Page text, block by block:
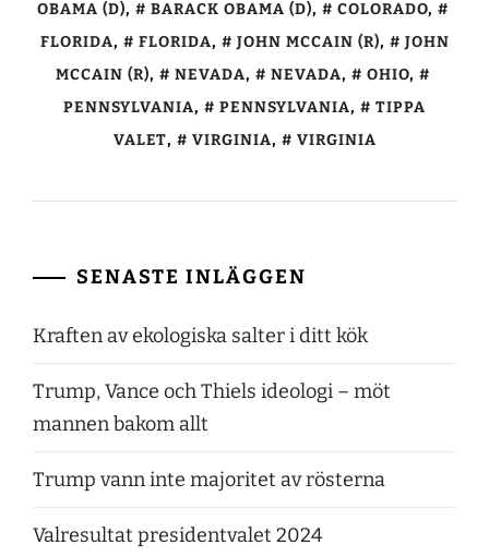
OBAMA (D), BARACK OBAMA (D), COLORADO,
FLORIDA, FLORIDA, JOHN MCCAIN (R),
JOHN
MCCAIN (R), NEVADA, NEVADA, OHIO,
PENNSYLVANIA, PENNSYLVANIA,
TIPPA
VALET, VIRGINIA, VIRGINIA
SENASTE INLÄGGEN
Kraften av ekologiska salter i ditt kök
Trump, Vance och Thiels ideologi – möt
mannen bakom allt
Trump vann inte majoritet av rösterna
Valresultat presidentvalet 2024